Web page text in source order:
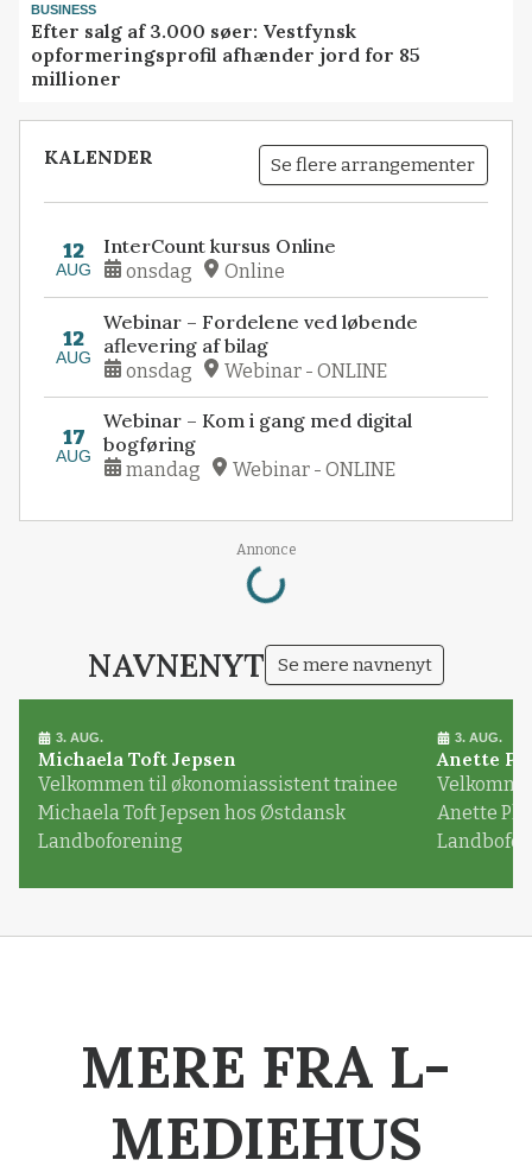
BUSINESS
Efter salg af 3.000 søer: Vestfynsk
opformeringsprofil afhænder jord for 85
millioner
KALENDER Se flere arrangementer
12
AUG
InterCount kursus Online
onsdag Online
12
AUG
Webinar – Fordelene ved løbende
aflevering af bilag
onsdag Webinar - ONLINE
17
AUG
Webinar – Kom i gang med digital
bogføring
mandag Webinar - ONLINE
Annonce
Loading...
NAVNENYT Se mere navnenyt
3. AUG.
Michaela Toft Jepsen
Velkommen til økonomiassistent trainee
Michaela Toft Jepsen hos Østdansk
Landboforening
3. AUG.
Anette
Anette
MERE FRA L-
MEDIEHUS